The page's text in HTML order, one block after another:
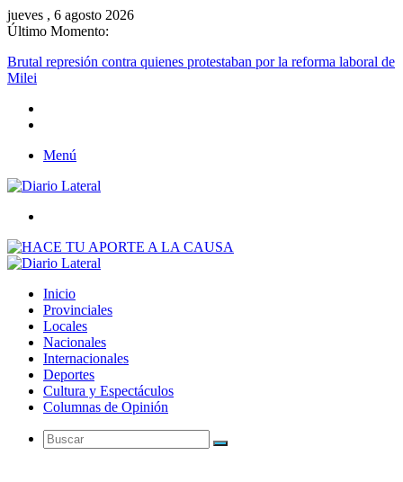
jueves , 6 agosto 2026
Último Momento:
Brutal represión contra quienes protestaban por la reforma laboral de
Milei
Menú
Inicio
Provinciales
Locales
Nacionales
Internacionales
Deportes
Cultura y Espectáculos
Columnas de Opinión
Buscar